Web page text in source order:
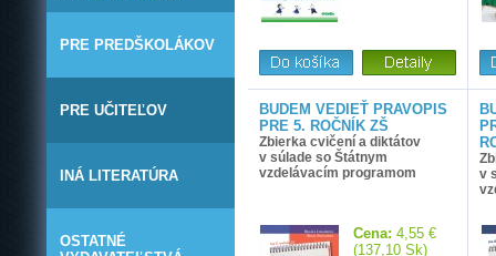
PRE PREDŠKOLÁKOV
PRE UČITEĽOV
INÁ LITERATÚRA
OSTATNÉ
BUDEM VEDIEŤ PRAVOPIS
PRE 5. ROČNÍK ZŠ
Zbierka cvičení a diktátov
v súlade so Štátnym
vzdelávacím programom
Cena: 4,55 €
(137,10 Sk)
v